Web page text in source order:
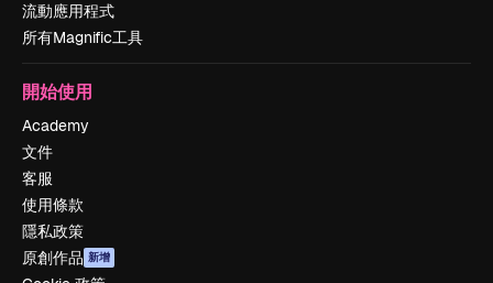
流動應用程式
所有Magnific工具
開始使用
Academy
文件
客服
使用條款
隱私政策
原創作品 新增